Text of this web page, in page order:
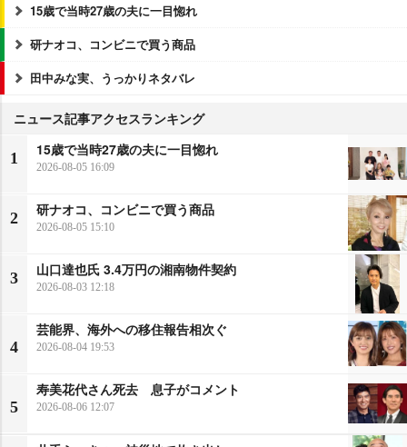
15歳で当時27歳の夫に一目惚れ
研ナオコ、コンビニで買う商品
田中みな実、うっかりネタバレ
ニュース記事アクセスランキング
1
15歳で当時27歳の夫に一目惚れ
2026-08-05 16:09
2
研ナオコ、コンビニで買う商品
2026-08-05 15:10
3
山口達也氏 3.4万円の湘南物件契約
2026-08-03 12:18
4
芸能界、海外への移住報告相次ぐ
2026-08-04 19:53
5
寿美花代さん死去 息子がコメント
2026-08-06 12:07